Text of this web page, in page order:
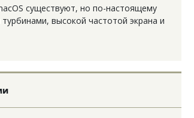
существуют, но по-настоящему
высокой частотой экрана и